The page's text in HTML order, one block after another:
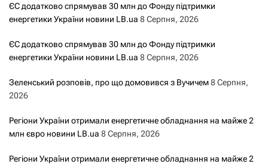
з
а
и
с
ЄС додатково спрямував 30 млн до Фонду підтримки
енергетики України новини LB.ua 8 Серпня, 2026
ЄС додатково спрямував 30 млн до Фонду підтримки
енергетики України новини LB.ua 8 Серпня, 2026
Зеленський розповів, про що домовився з Вучичем8 Серпня,
2026
Регіони України отримали енергетичне обладнання на майже 2
млн євро новини LB.ua 8 Серпня, 2026
Регіони України отримали енергетичне обладнання на майже 2